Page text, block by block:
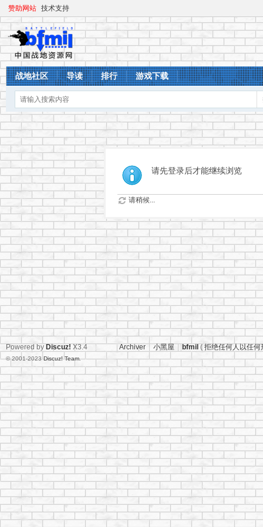
赞助网站 技术支持
战地社区 导读 排行 游戏下载
请先登录后才能继续浏览
请稍候...
Archiver 小黑屋 bfmil (拒绝任何人以任
Powered by Discuz! X3.4
© 2001-2023Discuz! Team.